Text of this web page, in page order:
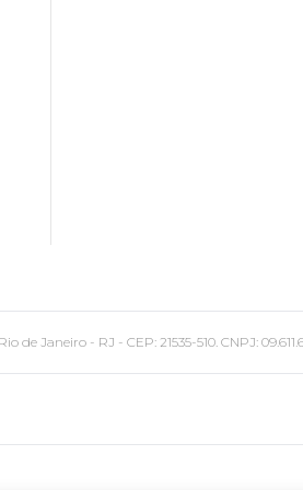
Janeiro - RJ - CEP: 21535-510. CNPJ: